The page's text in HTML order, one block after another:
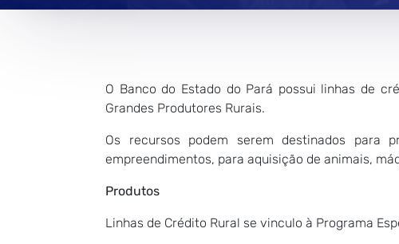
O Banco do Estado do Pará possui linhas de
Grandes Produtores Rurais.
Os recursos podem serem destinados para
empreendimentos, para aquisição de animais,
Produtos
Linhas de Crédito Rural se vinculo à Programa